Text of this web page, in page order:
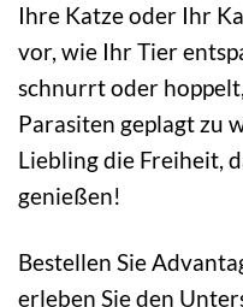
Ihre Katze oder Ihr
vor, wie Ihr Tier
schnurrt oder
Parasiten geplagt zu
Liebling die Freiheit,
genießen!
Bestellen Sie
erleben Sie den